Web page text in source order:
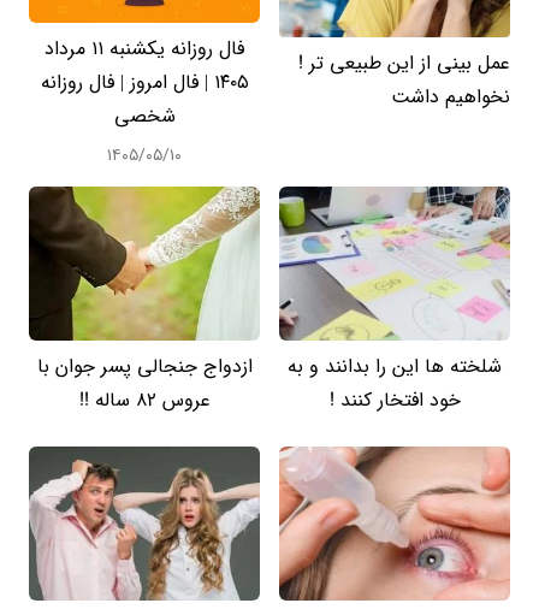
عمل بینی از این طبیعی تر !
نخواهیم داشت
فال روزانه یکشنبه ۱۱ مرداد
۱۴۰۵ | فال امروز | فال روزانه
شخصی
۱۴۰۵/۰۵/۱۰
شلخته ها این را بدانند و به
خود افتخار کنند !
ازدواج جنجالی پسر جوان با
عروس 82 ساله !!